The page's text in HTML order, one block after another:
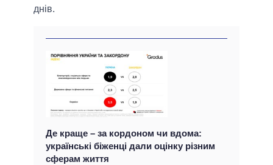
днів.
Де краще – за кордоном чи вдома:
українські біженці дали оцінку різним
сферам життя